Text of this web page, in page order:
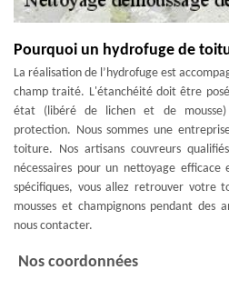
Pourquoi un hydrofuge de
La réalisation de l’hydrofuge est
champ traité. L'étanchéité doit être
état (libéré de lichen et de
protection. Nous sommes une
toiture. Nos artisans couvreurs
nécessaires pour un nettoyage
spécifiques, vous allez retrouver votre
mousses et champignons pendant des
nous contacter.
Nos coordonnées